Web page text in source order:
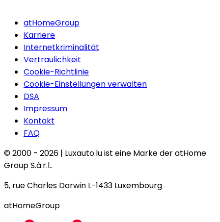
atHomeGroup
Karriere
Internetkriminalität
Vertraulichkeit
Cookie-Richtlinie
Cookie-Einstellungen verwalten
DSA
Impressum
Kontakt
FAQ
© 2000 - 2026 | Luxauto.lu ist eine Marke der atHome
Group S.à.r.l..
5, rue Charles Darwin L-1433 Luxembourg
atHomeGroup